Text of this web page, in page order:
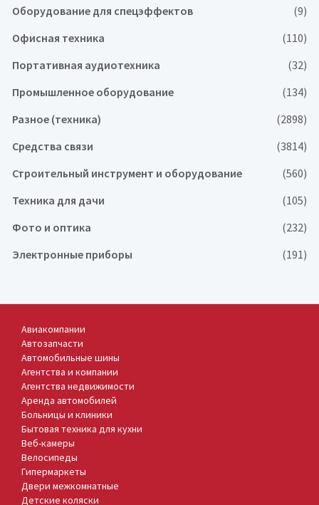
Оборудование для спецэффектов
(9)
Офисная техника
(110)
Портативная аудиотехника
(32)
Промышленное оборудование
(134)
Разное (техника)
(2898)
Средства связи
(3814)
Строительный инструмент и оборудование
(560)
Техника для дачи
(105)
Фото и оптика
(232)
Электронные приборы
(191)
Авиакомпании
Автозапчасти
Автомобильные шины
Агентства и компании
Агентства недвижимости
Аренда автомобилей
Больницы и клиники
Бытовая техника для кухни
Веб-камеры
Велосипеды
Гипермаркеты
Двери межкомнатные
Детские коляски